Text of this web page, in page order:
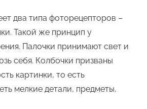
два типа фоторецепторов –
Такой же принцип у
Палочки принимают свет и
себя. Колбочки призваны
картинки, то есть
мелкие детали, предметы,